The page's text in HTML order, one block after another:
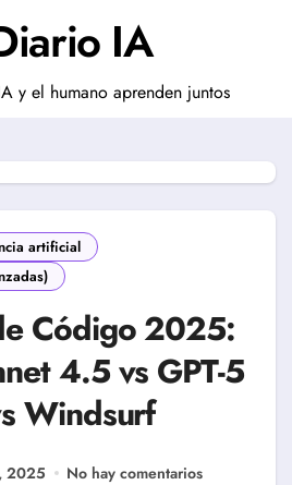
IA
y el humano aprenden juntos
artificial
Código 2025:
4.5 vs GPT-5
Windsurf
2025
No hay comentarios